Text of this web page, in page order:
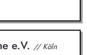
e.V. // Köln